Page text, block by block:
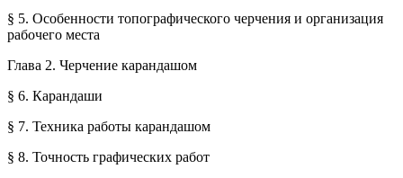
§ 5. Особенности топографического черчения и организация
рабочего места
Глава 2. Черчение карандашом
§ 6. Карандаши
§ 7. Техника работы карандашом
§ 8. Точность графических работ